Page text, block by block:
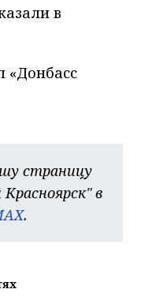
в
«Донбасс
страницу
в
.